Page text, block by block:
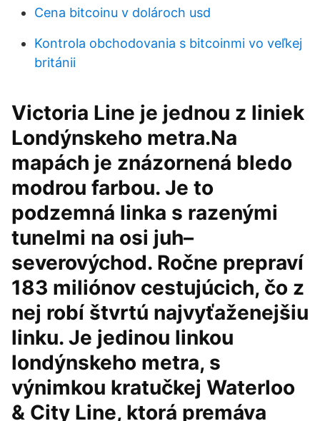
Cena bitcoinu v dolároch usd
Kontrola obchodovania s bitcoinmi vo veľkej
británii
Victoria Line je jednou z liniek
Londýnskeho metra.Na
mapách je znázornená bledo
modrou farbou. Je to
podzemná linka s razenými
tunelmi na osi juh–
severovýchod. Ročne prepraví
183 miliónov cestujúcich, čo z
nej robí štvrtú najvyťaženejšiu
linku. Je jedinou linkou
londýnskeho metra, s
výnimkou kratučkej Waterloo
& City Line, ktorá premáva